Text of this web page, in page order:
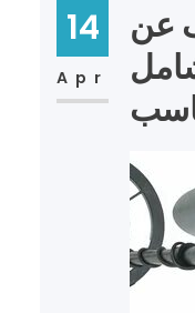
14
Apr
عن